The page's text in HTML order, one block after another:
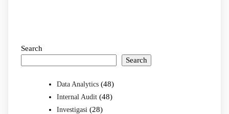
Search
Search
Data Analytics (48)
Internal Audit (48)
Investigasi (28)